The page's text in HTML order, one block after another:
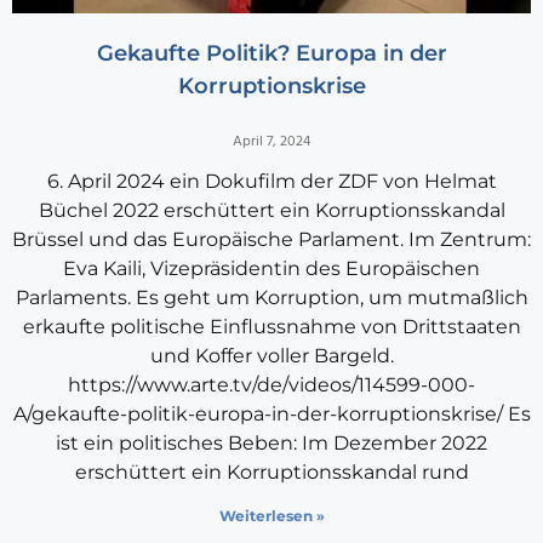
Gekaufte Politik? Europa in der
Korruptionskrise
April 7, 2024
6. April 2024 ein Dokufilm der ZDF von Helmat
Büchel 2022 erschüttert ein Korruptionsskandal
Brüssel und das Europäische Parlament. Im Zentrum:
Eva Kaili, Vizepräsidentin des Europäischen
Parlaments. Es geht um Korruption, um mutmaßlich
erkaufte politische Einflussnahme von Drittstaaten
und Koffer voller Bargeld.
https://www.arte.tv/de/videos/114599-000-
A/gekaufte-politik-europa-in-der-korruptionskrise/ Es
ist ein politisches Beben: Im Dezember 2022
erschüttert ein Korruptionsskandal rund
Weiterlesen »